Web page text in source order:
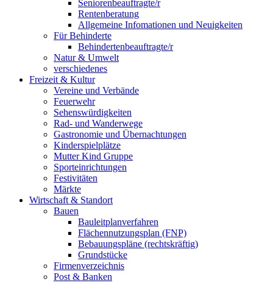
Seniorenbeauftragte/r
Rentenberatung
Allgemeine Infomationen und Neuigkeiten
Für Behinderte
Behindertenbeauftragte/r
Natur & Umwelt
verschiedenes
Freizeit & Kultur
Vereine und Verbände
Feuerwehr
Sehenswürdigkeiten
Rad- und Wanderwege
Gastronomie und Übernachtungen
Kinderspielplätze
Mutter Kind Gruppe
Sporteinrichtungen
Festivitäten
Märkte
Wirtschaft & Standort
Bauen
Bauleitplanverfahren
Flächennutzungsplan (FNP)
Bebauungspläne (rechtskräftig)
Grundstücke
Firmenverzeichnis
Post & Banken